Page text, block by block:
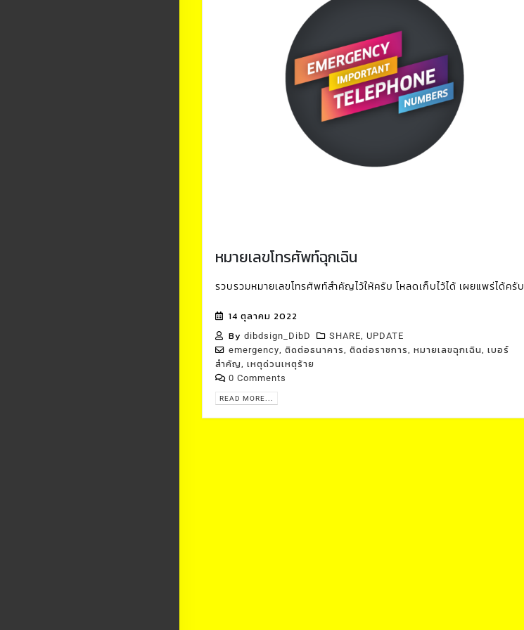
หมายเลขโทรศัพท์ฉุกเฉิน
รวบรวมหมายเลขโทรศัพท์สำคัญไว้ให้ครับ โหลดเก็บไว้ได้ เผยแพร่ได้ครับ
14 ตุลาคม 2022
By dibdsign_DibD SHARE, UPDATE
emergency, ติดต่อธนาคาร, ติดต่อราชการ, หมายเลขฉุกเฉิน, เบอร์
สำคัญ, เหตุด่วนเหตุร้าย
0 Comments
READ MORE...